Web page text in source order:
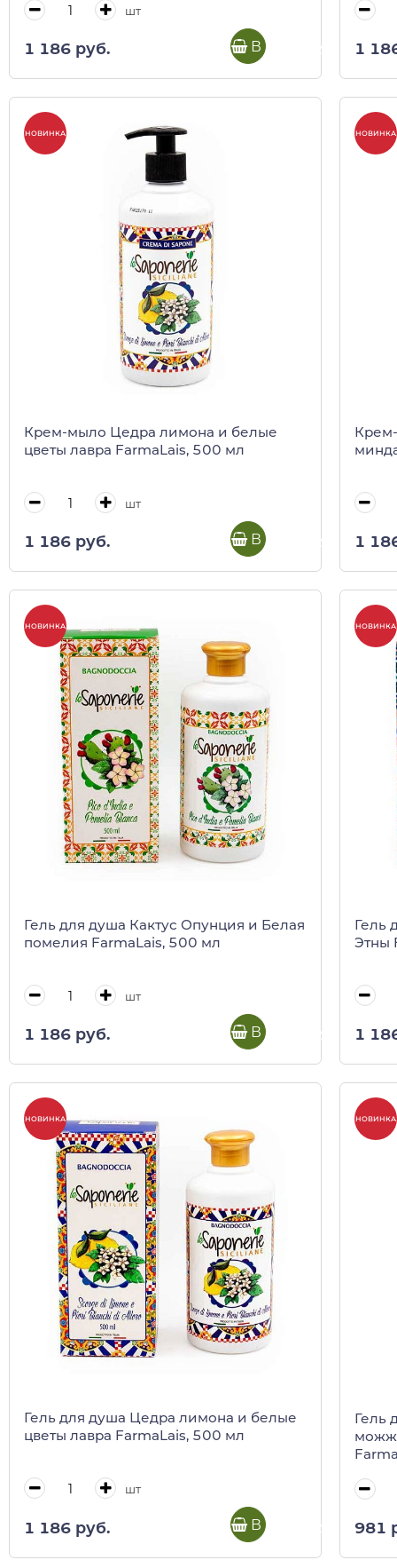
шт
1 186 руб. В корзину 1
НОВИНКА
Крем-мыло Цедра лимона и белые
цветы лавра FarmaLais, 500 мл
шт
1 186 руб. В корзину
НОВИНКА
1
НОВИНКА
Гель для душа Кактус Опунция и Белая
помелия FarmaLais, 500 мл
шт
1 186 руб. В корзину
НОВИНКА
Гель
Этны
1
НОВИНКА
Гель для душа Цедра лимона и белые
цветы лавра FarmaLais, 500 мл
шт
1 186 руб. В корзину
НОВИНКА
Гель
981